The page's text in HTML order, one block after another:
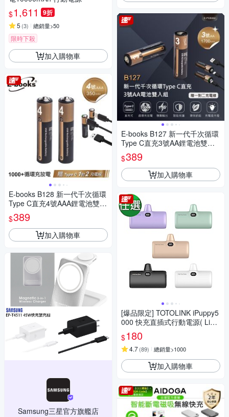
$1,611 9折
5 (3) 總銷量>50
限時下殺
加入購物車
E-books B128 新一代千次循環
Type C直充4號AAA鋰電池雙入
組 贈 一對二充電線
$389
加入購物車
Samsung三星官方旗艦店
E-books B127 新一代千次循環
Type C直充3號AA鋰電池雙入
組 贈一對二充電線
$389
加入購物車
[爆品限定] TOTOLINK iPuppy5
000 快充直插式行動電源( Light
ning/Type-C )
$180
4.7(89) 總銷量>1000
加入購物車